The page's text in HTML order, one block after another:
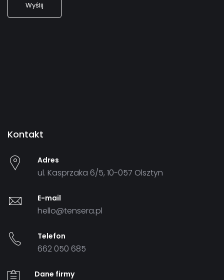
Wyślij
Kontakt
Adres
ul. Kasprzaka 6/5, 10-057 Olsztyn
E-mail
hello@tensera.pl
Telefon
662 050 685
Dane firmy